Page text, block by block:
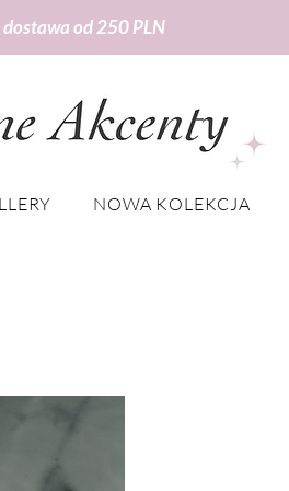
od 250 PLN
NOWA KOLEKCJA